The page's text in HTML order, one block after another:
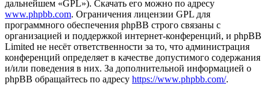
дальнейшем «GPL»). Скачать его можно по адресу
www.phpbb.com. Ограничения лицензии GPL для
программного обеспечения phpBB строго связаны с
организацией и поддержкой интернет-конференций, и phpBB
Limited не несёт ответственности за то, что администрация
конференций определяет в качестве допустимого содержания
и/или поведения в них. За дополнительной информацией о
phpBB обращайтесь по адресу https://www.phpbb.com/.